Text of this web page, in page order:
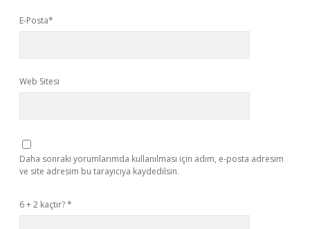
E-Posta*
Web Sitesi
Daha sonraki yorumlarımda kullanılması için adım, e-posta adresim
ve site adresim bu tarayıcıya kaydedilsin.
6 + 2 kaçtır?*